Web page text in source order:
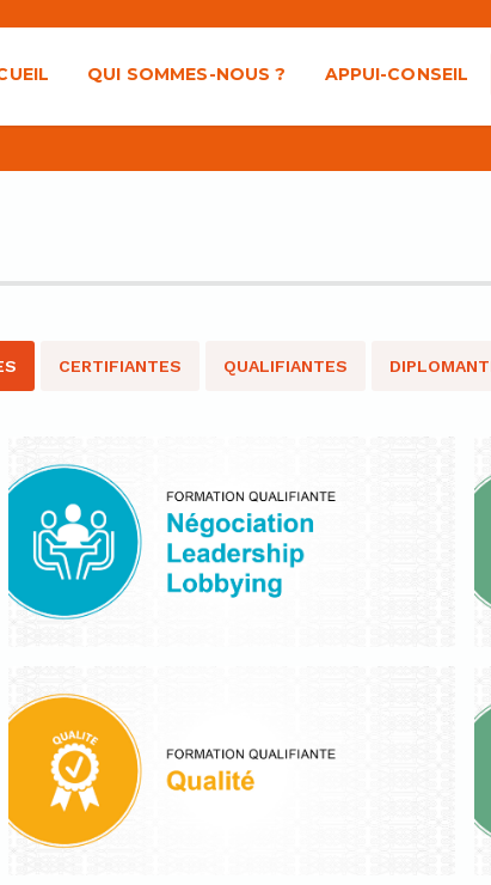
QUI SOMMES-NOUS ? APPUI-CONSEIL
CERTIFIANTES QUALIFIANTES